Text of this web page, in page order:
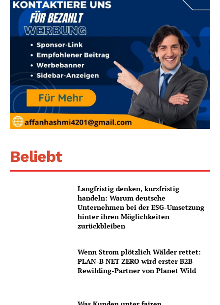
Beliebt
Langfristig denken, kurzfristig
handeln: Warum deutsche
Unternehmen bei der ESG-Umsetzung
hinter ihren Möglichkeiten
zurückbleiben
Wenn Strom plötzlich Wälder rettet:
PLAN-B NET ZERO wird erster B2B
Rewilding-Partner von Planet Wild